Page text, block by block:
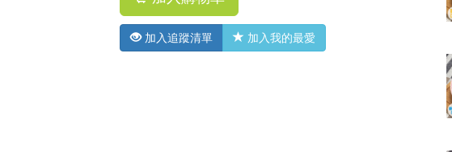
加入追蹤清單 加入我的最愛